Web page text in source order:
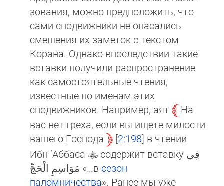
зо­ва­ния, можно предположить, что
сами сподвижники не опасались
смешения их заметок с текстом
Корана. Одна­ко впо­след­ствии такие
вставки получили распространение
как самостоятельные чтения,
известные по именам этих
сподвижников. Например, аят
На
вас нет греха, если вы ищете милости
вашего Господа
2:198 в чтении
Ибн ‘Аб­ба­са
содержит вставку فِي
مَوَاسِمِ الْحَجِّ «…в сезон
паломничества». Ранее мы уже